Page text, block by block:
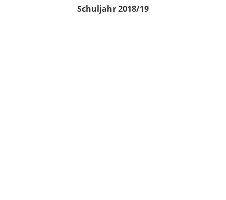
Schuljahr 2018/19